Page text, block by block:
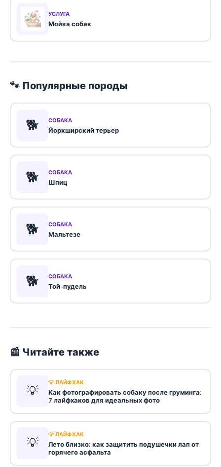
УСЛУГА
Мойка собак
🐾 Популярные породы
🐕 СОБАКА
Йоркширский терьер
🐕 СОБАКА
Шпиц
🐕 СОБАКА
Мальтезе
🐕 СОБАКА
Той-пудель
📰 Читайте также
💡
💡 ЛАЙФХАК
Как фотографировать собаку после груминга:
7 лайфхаков для идеальных фото
💡
💡 ЛАЙФХАК
Лето близко: как защитить подушечки лап от
горячего асфальта